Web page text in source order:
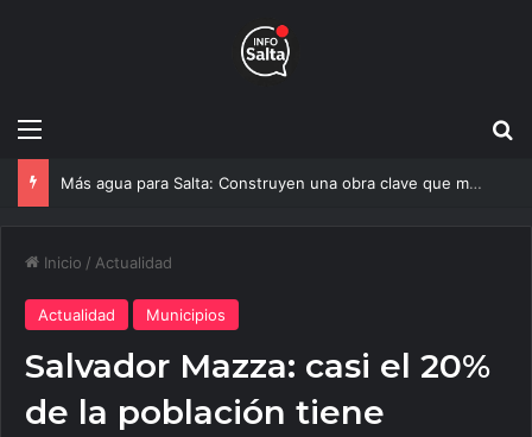
Menú
El aeropuerto de Salta vive su mayor transformación: Así avanza la obra que cambiará todo
Inicio / Actualidad
Actualidad Municipios
Salvador Mazza: casi el 20%
de la población tiene